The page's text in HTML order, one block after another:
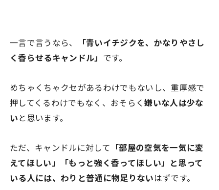
一言で言うなら、
「青いイチジクを、かなりやさし
く香らせるキャンドル」 です。
めちゃくちゃクセがあるわけでもないし、重厚感で
押してくるわけでもなく、おそらく嫌いな人は少な
いと思います。
ただ、キャンドルに対して 「部屋の空気を一気に変
えてほしい」「もっと強く香ってほしい」と思って
いる人には、わりと普通に物足りないはずです。